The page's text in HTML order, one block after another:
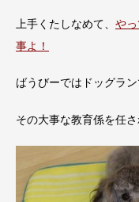
上手くたしなめて、 や
事よ！
ばうびーではドッグラ
その大事な教育係を任